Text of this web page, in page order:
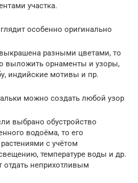
участка.
особенно оригинально
разными цветами, то
выложить орнаменты и узоры,
индийские мотивы и пр.
можно создать любой узор
выбрано обустройство
водоёма, то его
с учётом
температуре воды и др.
отдать неприхотливым